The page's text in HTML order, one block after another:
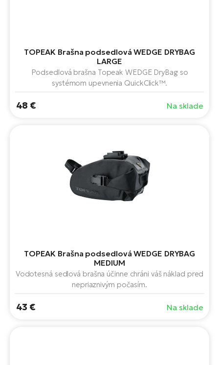
TOPEAK Brašna podsedlová WEDGE DRYBAG
LARGE
Podsedlová brašna Topeak WEDGE DryBag so
systémom upevnenia QuickClick™.
48 € Na sklade
TOPEAK Brašna podsedlová WEDGE DRYBAG
MEDIUM
Vodotesná sedlová brašna účinne chráni váš náklad pred
nepriaznivým počasím.
43 € Na sklade